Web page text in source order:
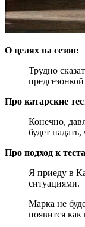
О целях на сезон:
Трудно
Про катарские
Конечно,
будет
Про подход к
Я приеду в
ситуациями.
Марка не
появится